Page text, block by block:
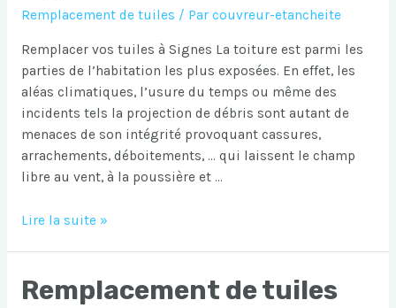
Remplacement de tuiles / Par couvreur-etancheite
Remplacer vos tuiles à Signes La toiture est parmi les
parties de l’habitation les plus exposées. En effet, les
aléas climatiques, l’usure du temps ou même des
incidents tels la projection de débris sont autant de
menaces de son intégrité provoquant cassures,
arrachements, déboitements, … qui laissent le champ
libre au vent, à la poussière et …
Remplacement
Signes
Lire la suite »
Remplacement de tuiles